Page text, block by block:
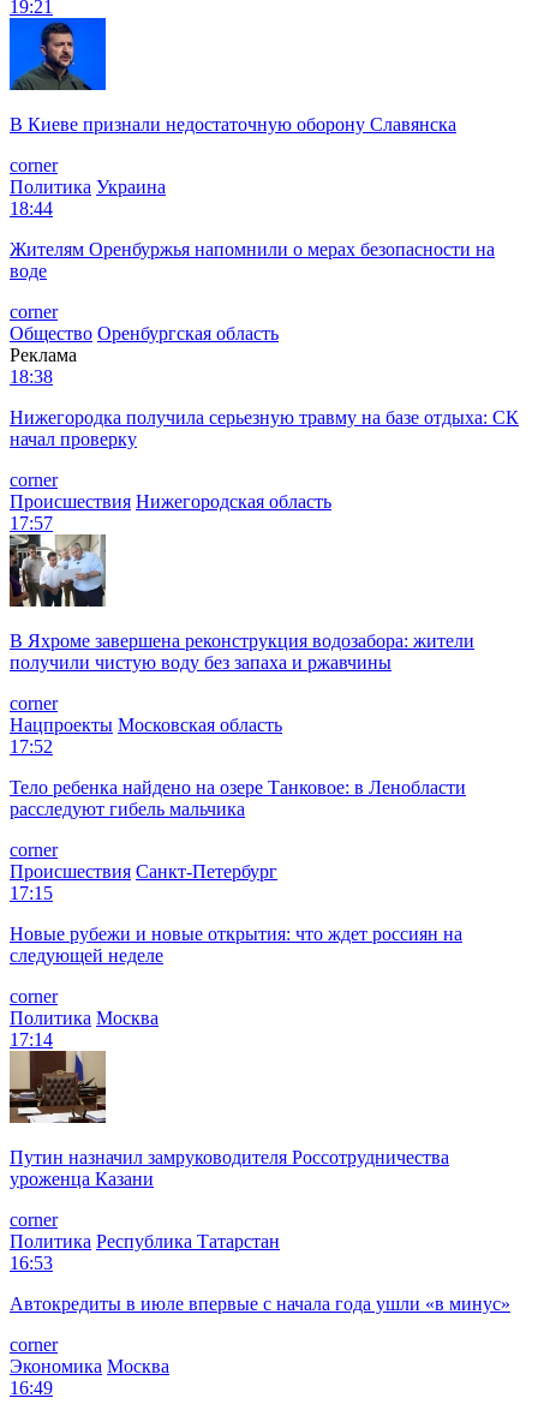
19:21
В Киеве признали недостаточную оборону Славянска
corner
Политика Украина
18:44
Жителям Оренбуржья напомнили о мерах безопасности на
воде
corner
Общество Оренбургская область
Реклама
18:38
Нижегородка получила серьезную травму на базе отдыха: СК
начал проверку
corner
Происшествия Нижегородская область
17:57
В Яхроме завершена реконструкция водозабора: жители
получили чистую воду без запаха и ржавчины
corner
Нацпроекты Московская область
17:52
Тело ребенка найдено на озере Танковое: в Ленобласти
расследуют гибель мальчика
corner
Происшествия Санкт-Петербург
17:15
Новые рубежи и новые открытия: что ждет россиян на
следующей неделе
corner
Политика Москва
17:14
Путин назначил замруководителя Россотрудничества
уроженца Казани
corner
Политика Республика Татарстан
16:53
Автокредиты в июле впервые с начала года ушли «в минус»
corner
Экономика Москва
16:49